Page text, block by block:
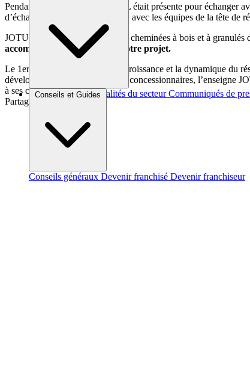
Brèves et actus Actualités du secteur Communiqués de
Conseils et Guides
Conseils généraux Devenir franchisé Devenir franchiseur
Pendant 4 jours, l’équipe JOTUL était présente pour échanger
d’échanger, en toute convivialité, avec les équipes de la tête de
JOTUL, spécialiste des poêles et cheminées à bois et à
accompagné tout au long de votre projet.
Le 1er semestre 2023 illustre la croissance et la dynamique du
développement de son réseau de concessionnaires, l’enseigne
à ses côtés !
Partager sur :